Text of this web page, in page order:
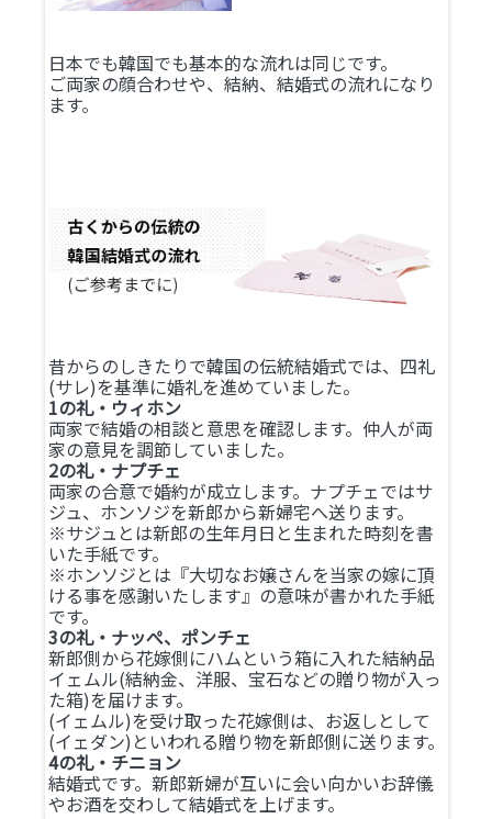
日本でも韓国でも基本的な流れは同じです。
ご両家の顔合わせや、結納、結婚式の流れになり
ます。
昔からのしきたりで韓国の伝統結婚式では、四礼
(サレ)を基準に婚礼を進めていました。
1の礼・ウィホン
両家で結婚の相談と意思を確認します。仲人が両
家の意見を調節していました。
2の礼・ナプチェ
両家の合意で婚約が成立します。ナプチェではサ
ジュ、ホンソジを新郎から新婦宅へ送ります。
※サジュとは新郎の生年月日と生まれた時刻を書
いた手紙です。
※ホンソジとは『大切なお嬢さんを当家の嫁に頂
ける事を感謝いたします』の意味が書かれた手紙
です。
3の礼・ナッぺ、ポンチェ
新郎側から花嫁側にハムという箱に入れた結納品
イェムル(結納金、洋服、宝石などの贈り物が入っ
た箱)を届けます。
(イェムル)を受け取った花嫁側は、お返しとして
(イェダン)といわれる贈り物を新郎側に送ります。
4の礼・チニョン
結婚式です。新郎新婦が互いに会い向かいお辞儀
やお酒を交わして結婚式を上げます。